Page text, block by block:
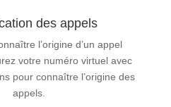
des appels
l’origine d’un appel
votre numéro virtuel avec
pour connaître l’origine des
appels.